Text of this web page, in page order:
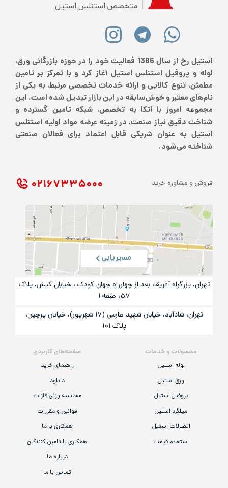
متخصص استنلس استیل
استیل رخ از سال 1386 فعالیت خود را در حوزه بازرگانی ورق،
لوله و پروفیل استنلس استیل آغاز کرد و با تمرکز بر تامین
مطمئن، تنوع کالایی و ارائه خدمات تخصصی مرتبط، به یکی از
نام‌های معتبر و خوش‌سابقه در این بازار تبدیل شده است. این
مجموعه امروز با اتکا به تخصص، شبکه تامین گسترده و
شناخت دقیق نیاز صنعت، در زمینه عرضه مواد اولیه استنلس
استیل به عنوان شریکی قابل اعتماد برای فعالان صنعتی
شناخته می‌شود.
محصولات و خدمات
لوله استیل
ورق استیل
پروفیل استیل
میلگرد استیل
اتصالات استیل
استعلام قیمت
صفحه‌های کاربردی
راهنمای خرید
دانلود
محاسبه وزنی فلزات
قوانین و مقررات
همکاری با ما
همکاری با تامین کنندگان
درباره ما
تماس با ما
فروش و مشاوره خرید ۰۲۱ ۶۷۳۳۵۰۰۰
مسیریابی
تهران، بزرگراه آفریقا، بعد از چهارراه جهان کودک ، خیابان کیش، پلاک
۵۷، طبقه ۱
تهران، شادآباد، خیابان شهید طارمی (۱۷ شهریور)، خیایان پرچین،
پلاک ۱۰۱